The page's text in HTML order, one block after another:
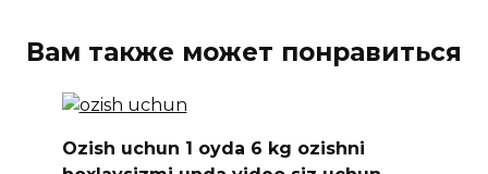
Вам также может понравиться
Ozish uchun 1 oyda 6 kg ozishni